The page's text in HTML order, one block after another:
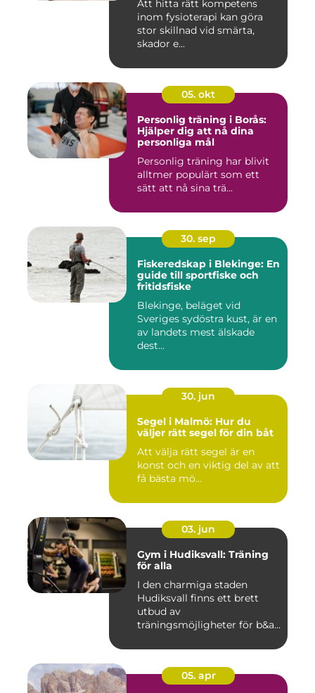
Att hitta rätt kompetens
inom fysioterapi kan göra
stor skillnad vid smärta,
skador e...
05. okt
Personlig träning i Borås:
Hjälper dig att nå dina
personliga mål
Personlig träning har blivit
alltmer populärt som ett
sätt att nå sina trä...
30. sep
Fiskeredskap i Blekinge: En
guide till sportfiske och
fritidsfiske
Blekinge, beläget vid
Sveriges sydöstra kust, är en
av landets mest älskade
dest...
30. jun
Segel i Malmö: Hur du
väljer rätt segel för din båt
Att välja rätt segel är en
konst och en viktig del av att
få bästa mö...
03. jun
Gym i Hudiksvall: Träning
för alla
I den charmiga staden
Hudiksvall finns ett brett
utbud av
träningsmöjligheter för b&a...
05. apr